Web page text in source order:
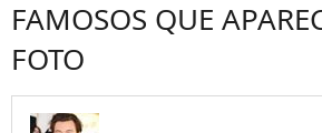
FAMOSOS QUE
FOTO